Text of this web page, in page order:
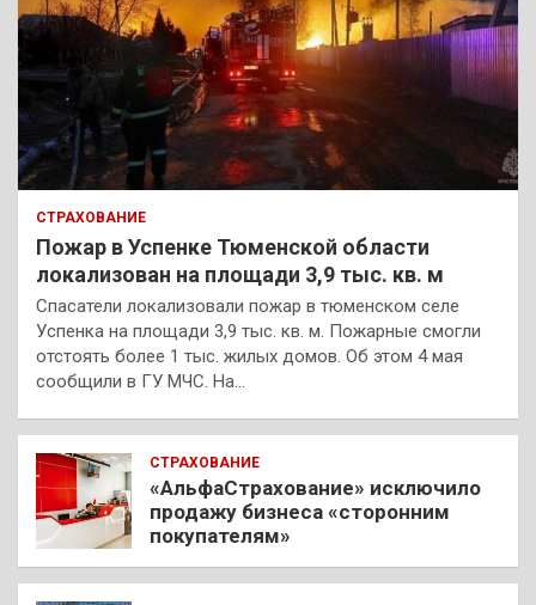
СТРАХОВАНИЕ
Пожар в Успенке Тюменской области
локализован на площади 3,9 тыс. кв. м
Спасатели локализовали пожар в тюменском селе
Успенка на площади 3,9 тыс. кв. м. Пожарные смогли
отстоять более 1 тыс. жилых домов. Об этом 4 мая
сообщили в ГУ МЧС. На…
СТРАХОВАНИЕ
«АльфаСтрахование» исключило
продажу бизнеса «сторонним
покупателям»